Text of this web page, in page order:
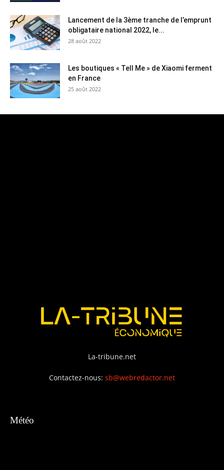
Lancement de la 3ème tranche de l’emprunt
obligataire national 2022, le...
28 août 2022
Les boutiques « Tell Me » de Xiaomi ferment
en France
25 août 2022
La-tribune.net
Contactez-nous: sb@webredactor.net
Météo